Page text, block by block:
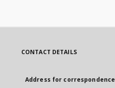
CONTACT DETAILS
Address for correspondence